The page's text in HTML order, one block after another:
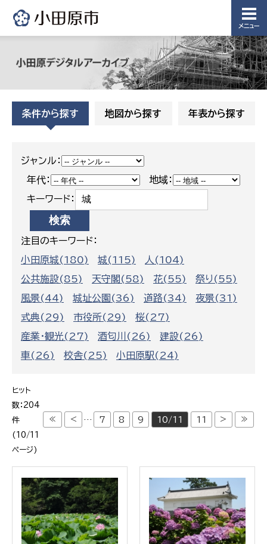
メニュー
条件から探す 地図から探す 年表から探す
ジャンル：
年代：
地域：
キーワード：
注目のキーワード：
小田原城(180)
城(115)
人(104)
公共施設(85)
天守閣(58) 花(55)
祭り(55)
風景(44)
城址公園(36) 道路(34)
夜景(31)
式典(29)
市役所(29)
桜(27)
産業・観光(27)
酒匂川(26)
建設(26)
車(26)
校舎(25) 小田原駅(24)
ヒット
数：204
件
(10/11
ページ)
≪ < … 7 8 9 10/11 11 > ≫